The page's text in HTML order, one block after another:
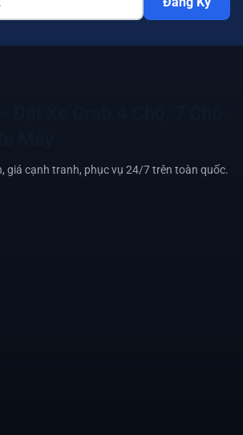
giá cạnh tranh, phục vụ 24/7 trên toàn quốc.